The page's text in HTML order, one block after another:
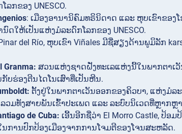
ກຂອງ UNESCO.
: ເມືອງອານານິຄົມທຣິນິດາດ ແລະ ຫຸບເຂົາຂອ
ໃຫ້ເປັນແຫ່ງມໍລະດົກໂລກຂອງ UNESCO.
del Río, ຫຸບເຂົາ Viñales ມີຊື່ສຽງດ້ານພູມິລັກ
ສວນແຫ່ງຊາດຝັ່ງທະເລແຫ່ງນີ້ໃນພາກຕາເ
ບຮ່ອງຕີນໄດໂນເສົາທີ່ເປັນຫີນ.
ຕັ້ງຢູ່ໃນພາກຕາເວັນອອກຂອງຄິວບາ, ແຫ່ງມໍລ
ວມທັງສາຍພັນເຂົ້າປະເພດ ແລະ ລະບົບນິເວດທີ່ຫຼາກຫຼ
de Cuba: ເອີ້ນອີກຊື່ວ່າ El Morro Castle, ປ້ອ
ການປົກປ້ອງເມືອງຈາກການໂຈມຕີຂອງໂຈນສະຫລັດ.